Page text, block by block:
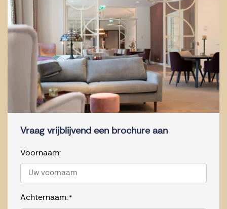
Vraag vrijblijvend een brochure aan
Voornaam:
Achternaam: *